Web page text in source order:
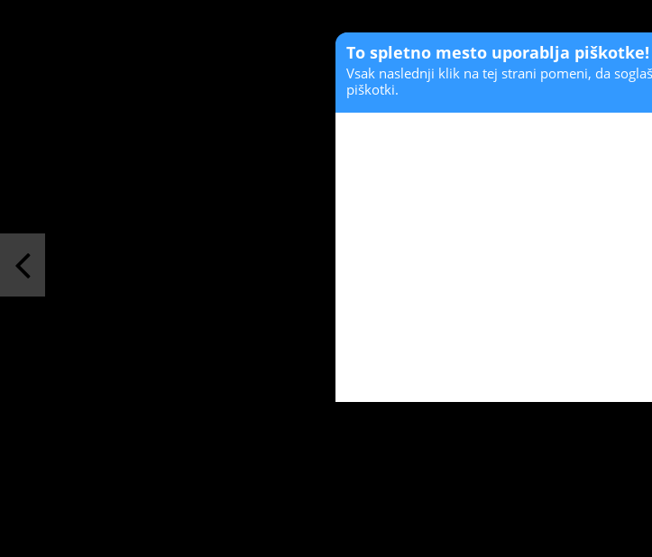
To spletno mesto uporablja piškotke!
Vsak naslednji klik na tej strani pomeni, da
piškotki.